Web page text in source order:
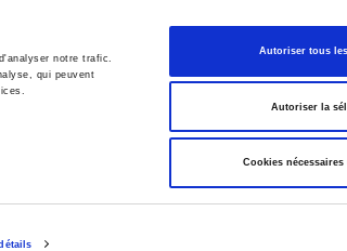
notre trafic.
qui peuvent
Autoriser tous
Autoriser la
Cookies
English
Politics